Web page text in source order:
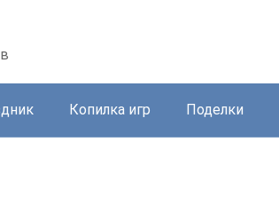
Копилка игр Поделки